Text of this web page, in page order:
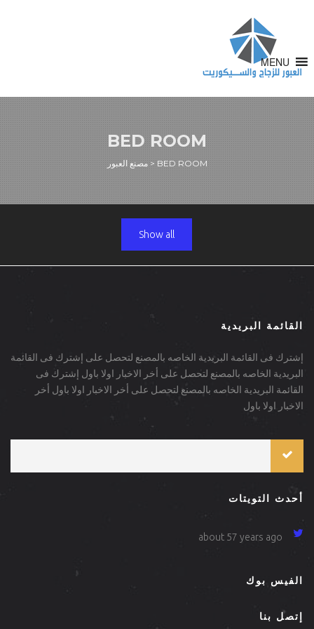
MENU
BED ROOM
مصنع العبور> BED ROOM
Show all
القائمة البريدية
إشترك فى القائمة البريدية الخاصه بالمصنع لتحصل على إشترك فى القائمة
البريدية الخاصه بالمصنع لتحصل على أخر الاخبار اولا باول إشترك فى
القائمة البريدية الخاصه بالمصنع لتحصل على أخر الاخبار اولا باول أخر
الاخبار اولا باول
أحدث التويتات
about 57 years ago
الفيس بوك
إتصل بنا